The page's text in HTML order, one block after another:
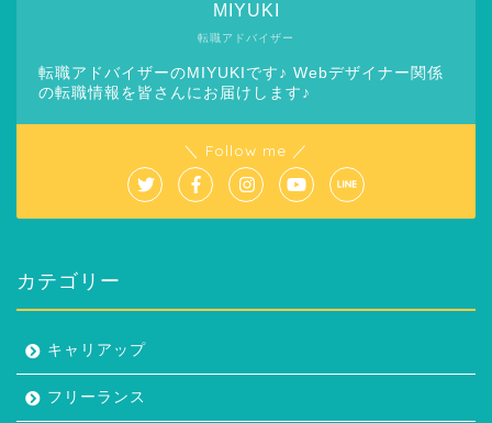
転職アドバイザー
MIYUKI
転職アドバイザーのMIYUKIです♪ Webデザイナー関係
の転職情報を皆さんにお届けします♪
＼ Follow me ／
カテゴリー
キャリアップ
フリーランス